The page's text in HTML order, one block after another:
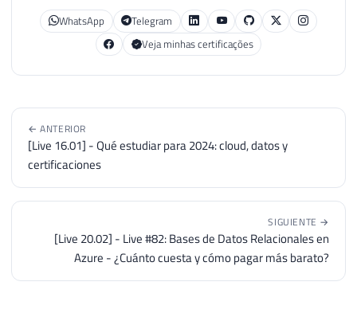
WhatsApp
Telegram
Veja minhas certificações
← ANTERIOR
[Live 16.01] - Qué estudiar para 2024: cloud, datos y
certificaciones
SIGUIENTE →
[Live 20.02] - Live #82: Bases de Datos Relacionales en
Azure - ¿Cuánto cuesta y cómo pagar más barato?